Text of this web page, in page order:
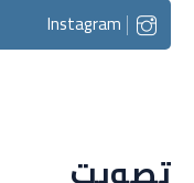
Instagram